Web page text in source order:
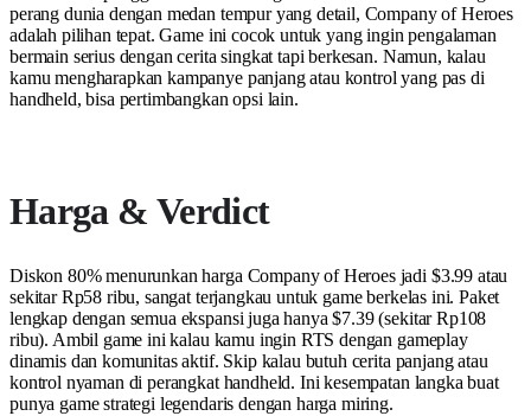
perang dunia dengan medan tempur yang detail, Company of Heroes
adalah pilihan tepat. Game ini cocok untuk yang ingin pengalaman
bermain serius dengan cerita singkat tapi berkesan. Namun, kalau
kamu mengharapkan kampanye panjang atau kontrol yang pas di
handheld, bisa pertimbangkan opsi lain.
Harga & Verdict
Diskon 80% menurunkan harga Company of Heroes jadi $3.99 atau
sekitar Rp58 ribu, sangat terjangkau untuk game berkelas ini. Paket
lengkap dengan semua ekspansi juga hanya $7.39 (sekitar Rp108
ribu). Ambil game ini kalau kamu ingin RTS dengan gameplay
dinamis dan komunitas aktif. Skip kalau butuh cerita panjang atau
kontrol nyaman di perangkat handheld. Ini kesempatan langka buat
punya game strategi legendaris dengan harga miring.